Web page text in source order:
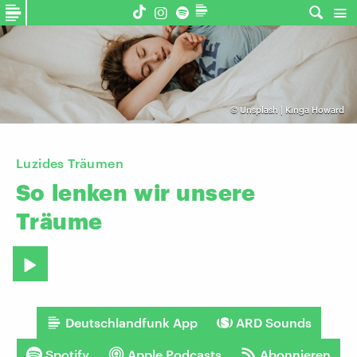
©Unsplash | Kinga Howard
Luzides Träumen
So lenken wir unsere
Träume
Deutschlandfunk App ARD Sounds